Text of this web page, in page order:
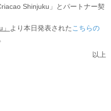
Shinjuku」とパートナー契
より本日発表された こちらの
以上